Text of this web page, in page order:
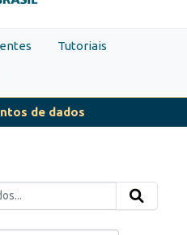
Tutoriais
de dados